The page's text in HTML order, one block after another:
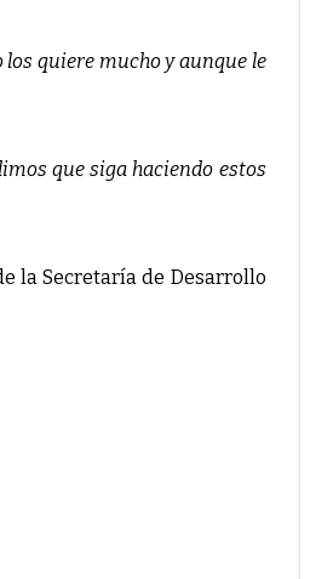
quiere mucho y aunque le
que siga haciendo estos
la Secretaría de Desarrollo